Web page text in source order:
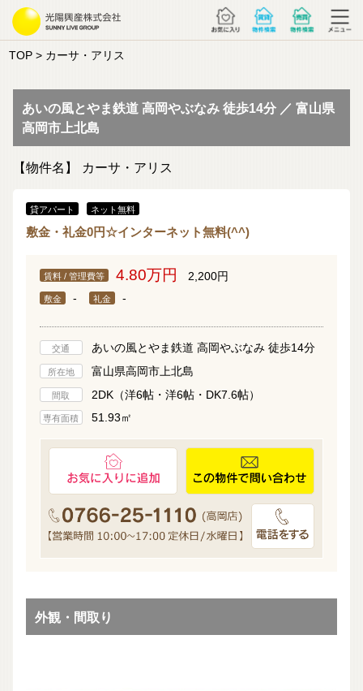
TOP> カーサ・アリス
あいの風とやま鉄道 高岡やぶなみ 徒歩14分 ／ 富山県
高岡市上北島
【物件名】 カーサ・アリス
貸アパート ネット無料
敷金・礼金0円☆インターネット無料(^^)
賃料 / 管理費等 4.80万円 2,200円
敷金 - 礼金 -
交通 あいの風とやま鉄道 高岡やぶなみ 徒歩14分
所在地 富山県高岡市上北島
間取 2DK（洋6帖・洋6帖・DK7.6帖）
専有面積 51.93㎡
外観・間取り